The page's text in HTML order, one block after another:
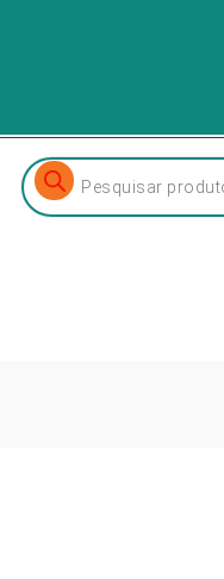
Pesquisar
produtos